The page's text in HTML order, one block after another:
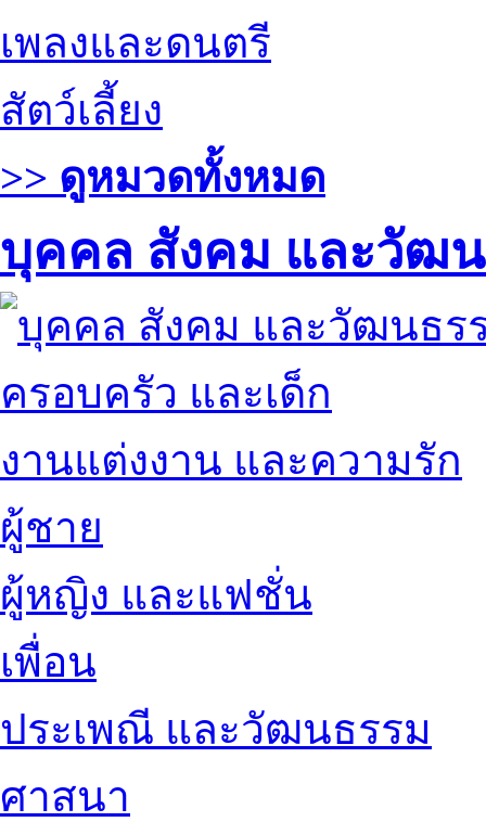
เพลงและดนตรี
สัตว์เลี้ยง
>> ดูหมวดทั้งหมด
บุคคล สังคม และวัฒ
ครอบครัว และเด็ก
งานแต่งงาน และความรัก
ผู้ชาย
ผู้หญิง และแฟชั่น
เพื่อน
ประเพณี และวัฒนธรรม
ศาสนา